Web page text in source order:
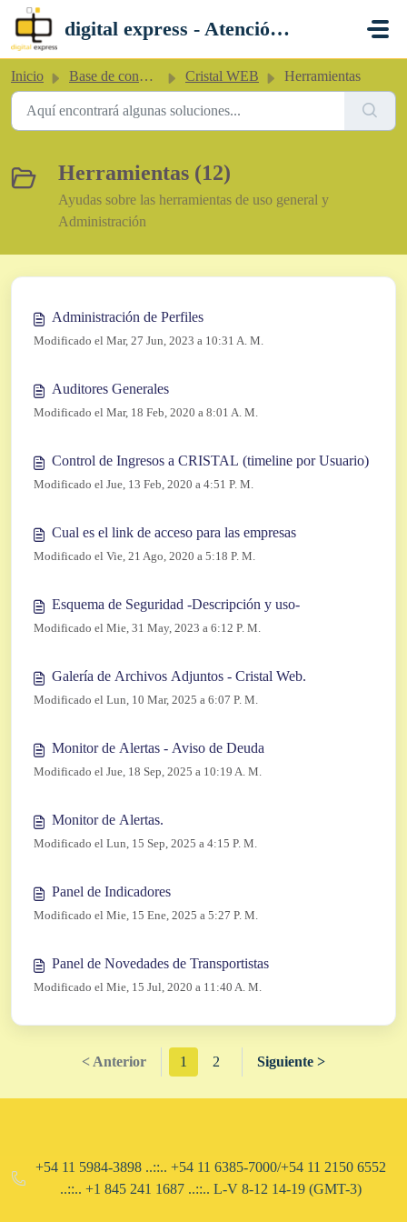
Saltar al contenido principal
digital express - Atención al Cliente
Inicio Base de conocimientos Cristal WEB Herramientas
Herramientas (12)
Ayudas sobre las herramientas de uso general y
Administración
Administración de Perfiles
Modificado el Mar, 27 Jun, 2023 a 10:31 A. M.
Auditores Generales
Modificado el Mar, 18 Feb, 2020 a 8:01 A. M.
Control de Ingresos a CRISTAL (timeline por Usuario)
Modificado el Jue, 13 Feb, 2020 a 4:51 P. M.
Cual es el link de acceso para las empresas
Modificado el Vie, 21 Ago, 2020 a 5:18 P. M.
Esquema de Seguridad -Descripción y uso-
Modificado el Mie, 31 May, 2023 a 6:12 P. M.
Galería de Archivos Adjuntos - Cristal Web.
Modificado el Lun, 10 Mar, 2025 a 6:07 P. M.
Monitor de Alertas - Aviso de Deuda
Modificado el Jue, 18 Sep, 2025 a 10:19 A. M.
Monitor de Alertas.
Modificado el Lun, 15 Sep, 2025 a 4:15 P. M.
Panel de Indicadores
Modificado el Mie, 15 Ene, 2025 a 5:27 P. M.
Panel de Novedades de Transportistas
Modificado el Mie, 15 Jul, 2020 a 11:40 A. M.
< Anterior 1 2 Siguiente >
+54 11 5984-3898 ..::.. +54 11 6385-7000/+54 11 2150 6552
..::.. ​+1 845 241 1687 ..::.. L-V 8-12 14-19 (GMT-3)